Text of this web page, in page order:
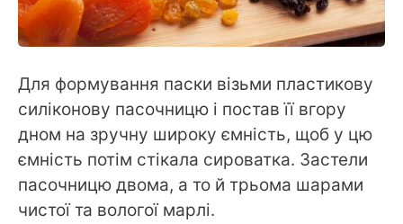
Для формування паски візьми пластикову
силіконову пасочницю і постав її вгору
дном на зручну широку ємність, щоб у цю
ємність потім стікала сироватка. Застели
пасочницю двома, а то й трьома шарами
чистої та вологої марлі.